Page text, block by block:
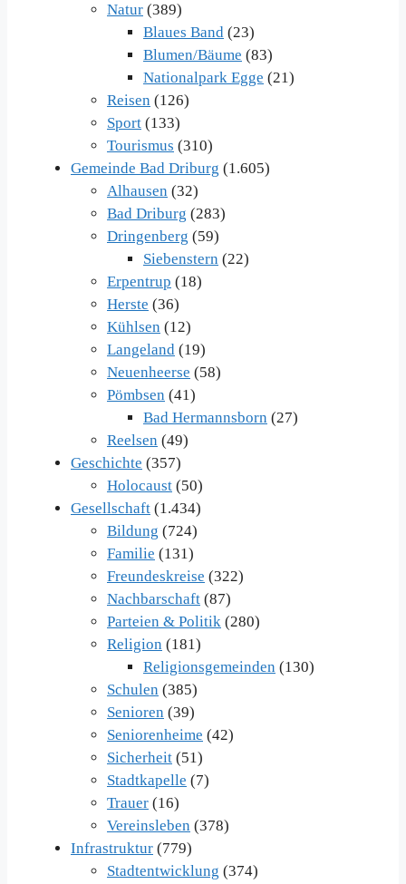
Natur (389)
Blaues Band (23)
Blumen/Bäume (83)
Nationalpark Egge (21)
Reisen (126)
Sport (133)
Tourismus (310)
Gemeinde Bad Driburg (1.605)
Alhausen (32)
Bad Driburg (283)
Dringenberg (59)
Siebenstern (22)
Erpentrup (18)
Herste (36)
Kühlsen (12)
Langeland (19)
Neuenheerse (58)
Pömbsen (41)
Bad Hermannsborn (27)
Reelsen (49)
Geschichte (357)
Holocaust (50)
Gesellschaft (1.434)
Bildung (724)
Familie (131)
Freundeskreise (322)
Nachbarschaft (87)
Parteien & Politik (280)
Religion (181)
Religionsgemeinden (130)
Schulen (385)
Senioren (39)
Seniorenheime (42)
Sicherheit (51)
Stadtkapelle (7)
Trauer (16)
Vereinsleben (378)
Infrastruktur (779)
Stadtentwicklung (374)